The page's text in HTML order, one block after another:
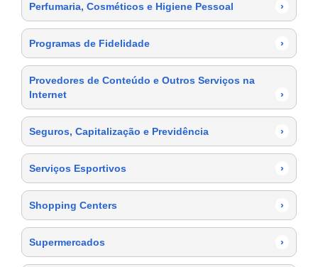
Perfumaria, Cosméticos e Higiene Pessoal ›
Programas de Fidelidade ›
Provedores de Conteúdo e Outros Serviços na
Internet
›
Seguros, Capitalização e Previdência ›
Serviços Esportivos ›
Shopping Centers ›
Supermercados ›